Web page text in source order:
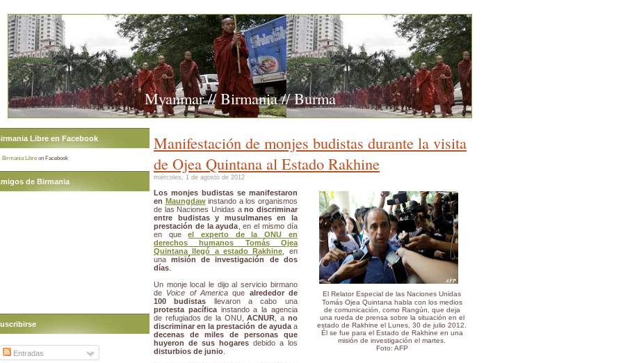
Myanmar // Birmania // Burma
Manifestación de monjes budistas durante la visita
de Ojea Quintana al Estado Rakhine
miércoles, 1 de agosto de 2012
El Relator Especial de las Naciones Unidas
Tomás Ojea Quintana habla con los medios
de comunicación, como Rangún, que deja
una rueda de prensa sobre la situación en el
estado de Rakhine el Lunes, 30 de julio 2012.
Él se fue para el Estado de Rakhine en una
misión de investigación el martes.
Foto: AFP
Los monjes budistas se manifestaron
en Maungdawinstando a los organismos
de las Naciones Unidas ano discriminar
entre budistas y musulmanes en la
prestación de la ayuda , en el mismo día
en queel experto de la ONU en
derechos humanos Tomás Ojea
Quintana llegó a estado Rakhine , en
unamisión de investigación de dos
días
Un monje local le dijo al servicio birmano
de Voice of Americaque alrededor de
100 budistas llevaron a cabo una
protesta pacíficainstando a la agencia
de refugiados de la ONU,ACNUR , a no
discriminar en la prestación de ayudaa
decenas de miles de personas que
huyeron de sus hogaresdebido a los
disturbios de junio
Libre en Facebook
Birmania Libre on Facebook
de Birmania
Entradas